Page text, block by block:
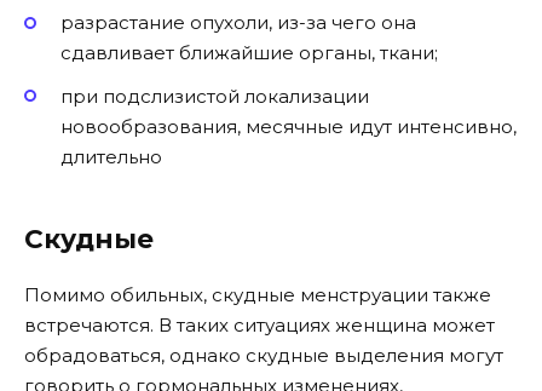
разрастание опухоли, из-за чего она
сдавливает ближайшие органы, ткани;
при подслизистой локализации
новообразования, месячные идут интенсивно,
длительно
Скудные
Помимо обильных, скудные менструации также
встречаются. В таких ситуациях женщина может
обрадоваться, однако скудные выделения могут
говорить о гормональных изменениях,